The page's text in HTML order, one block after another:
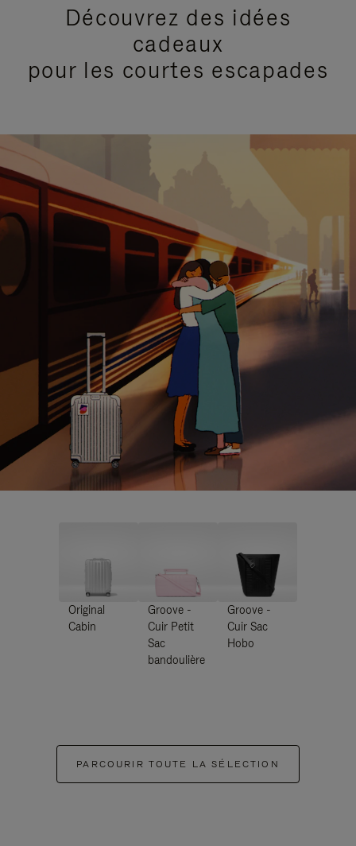
Découvrez des idées
cadeaux
pour les courtes escapades
Original
Cabin
Groove -
Cuir Petit
Sac
bandoulière
Groove -
Cuir Sac
Hobo
PARCOURIR TOUTE LA SÉLECTION